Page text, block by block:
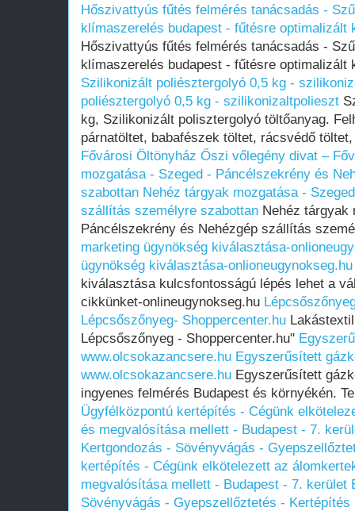
Hőszivattyús fűtés felmérés tanácsadás -
klímaszerelés budapest - fűtésre optimalizált
Hőszivattyús fűtés felmérés tanácsadás -
klímaszerelés budapest - fűtésre optimalizált
Szilikonizált poliésztergolyó 0,5 kg -
poliésztergolyó 0,5 kg - szilikonizaltpolieszt
kg, Szilikonizált polisztergolyó töltőanyag.
párnatöltet, babafészek töltet, rácsvédő
Fővárosi Öltönyház Őszi vőlegény divat –
mozgatása - Szeged - Páncélszekrény és
szabottan Nehéz tárgyak mozgatása -
szállítás személyre szabottan Nehéz tárgyak
Páncélszekrény és Nehézgép szállítás
marketing ügynökség kiválasztása-
ügynökség kiválasztása-onlioneugynokseg.hu
kiválasztása kulcsfontosságú lépés lehet a
cikkünket-onlineugynokseg.hu
Lépcsőszőnyeg- Shoppercenter.hu
Lépcsőszőnyeg - Shoppercenter.hu"
www.olcsokazancsere.hu Egyszerűsített
www.olcsokazancsere.hu Egyszerűsített
ingyenes felmérés Budapest és környékén.
Ügyfélközpontú kertépítés - Cégünk
és megvalósítása mellett - Budapest - 7.
Kertgondozás - Sövényvágás -
kertépítés - Cégünk elkötelezett az
megvalósítása mellett - Budapest - 7. kerület
Sövényvágás - Gyepszellőztetés - Kertépítés